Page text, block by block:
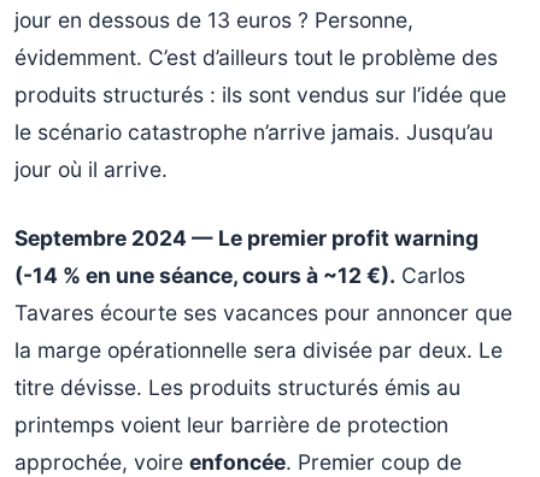
jour en dessous de 13 euros ? Personne,
évidemment. C’est d’ailleurs tout le problème des
produits structurés : ils sont vendus sur l’idée que
le scénario catastrophe n’arrive jamais. Jusqu’au
jour où il arrive.
Septembre 2024 — Le premier profit warning
(-14 % en une séance, cours à ~12 €). Carlos
Tavares écourte ses vacances pour annoncer que
la marge opérationnelle sera divisée par deux. Le
titre dévisse. Les produits structurés émis au
printemps voient leur barrière de protection
approchée, voire enfoncée. Premier coup de